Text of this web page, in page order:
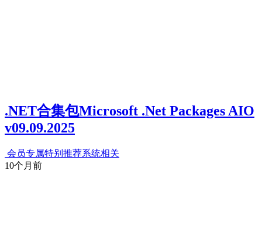
.NET合集包Microsoft .Net Packages AIO
v09.09.2025
会员专属特别推荐系统相关
10个月前